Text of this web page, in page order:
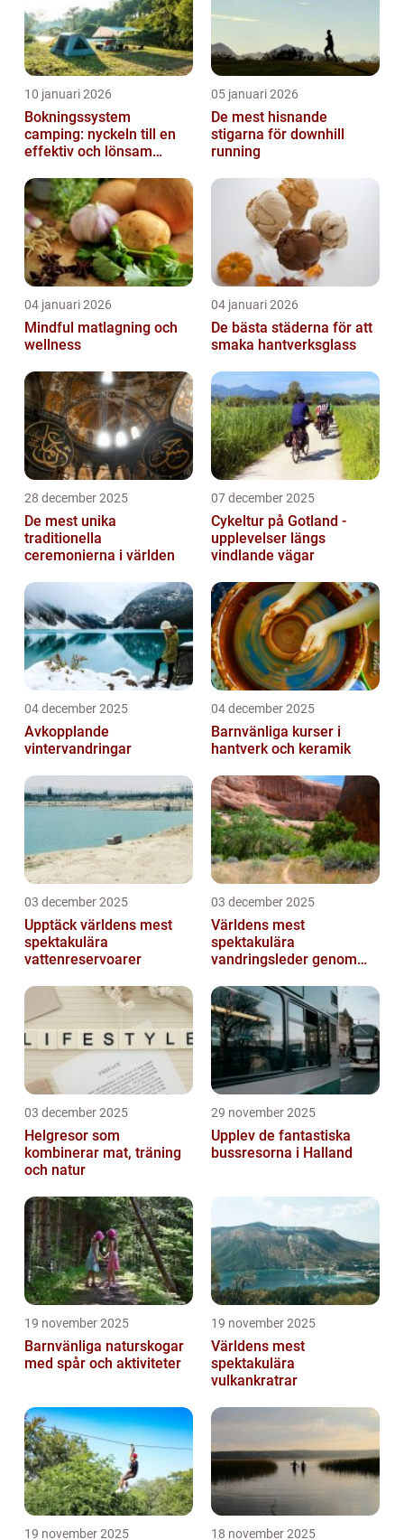
10 januari 2026
Bokningssystem
camping: nyckeln till en
effektiv och lönsam
05 januari 2026
De mest hisnande
stigarna för downhill
running
04 januari 2026
Mindful matlagning och
wellness
04 januari 2026
De bästa städerna för att
smaka hantverksglass
28 december 2025
De mest unika
traditionella
ceremonierna i världen
07 december 2025
Cykeltur på Gotland -
upplevelser längs
vindlande vägar
04 december 2025
Avkopplande
vintervandringar
04 december 2025
Barnvänliga kurser i
hantverk och keramik
03 december 2025
Upptäck världens mest
spektakulära
vattenreservoarer
03 december 2025
Världens mest
spektakulära
vandringsleder genom
03 december 2025
Helgresor som
kombinerar mat, träning
och natur
29 november 2025
Upplev de fantastiska
bussresorna i Halland
19 november 2025
Barnvänliga naturskogar
med spår och aktiviteter
19 november 2025
Världens mest
spektakulära
vulkankratrar
19 november 2025 18 november 2025